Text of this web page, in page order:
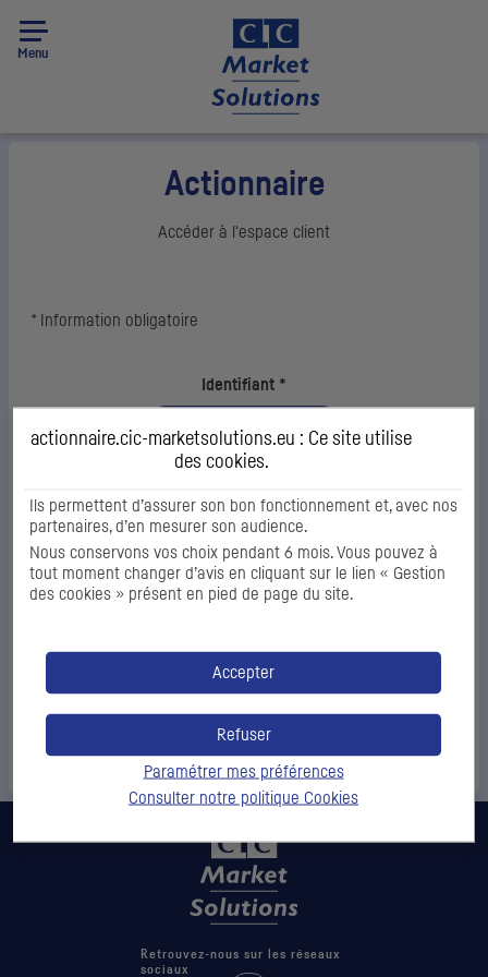
Menu
Actionnaire
Accéder à l'espace client
* Information obligatoire
Identifiant *
Mot de passe*
Se
connecter
Retrouvez-nous sur les réseaux
sociaux
actionnaire.cic-marketsolutions.eu : Ce site utilise
des cookies
Ils permettent d’assurer son bon fonctionnement et, avec nos
partenaires, d’en mesurer son audience.
Nous conservons vos choix pendant 6 mois. Vous pouvez à
tout moment changer d’avis en cliquant sur le lien « Gestion
des cookies » présent en pied de page du site.
Accepter
Refuser
Paramétrer mes préférences
Consulter notre politique Cookies